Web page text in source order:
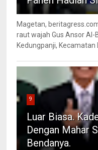
Magetan,
raut wajah Gus Ansor
Kedungpanji, Kecamatan
9
Luar Biasa.
Dengan Mahar
Bendanya.